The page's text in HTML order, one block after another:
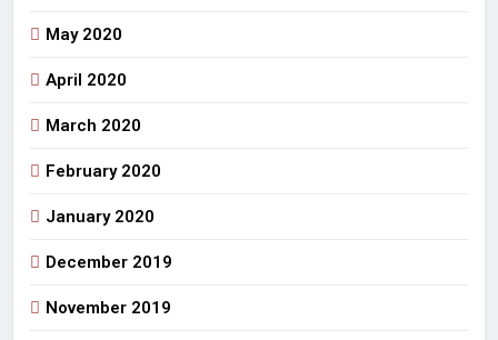
May 2020
April 2020
March 2020
February 2020
January 2020
December 2019
November 2019